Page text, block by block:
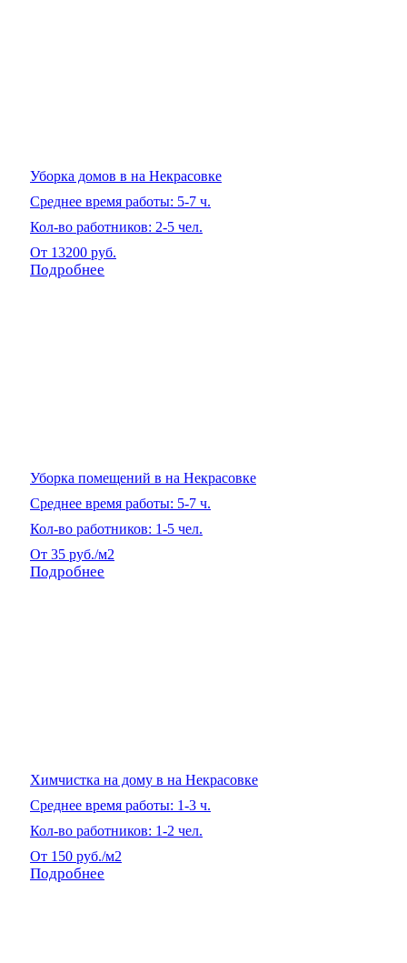
Уборка домов в на Некрасовке
Среднее время работы: 5-7 ч.
Кол-во работников: 2-5 чел.
От 13200 руб.
Подробнее
Уборка помещений в на Некрасовке
Среднее время работы: 5-7 ч.
Кол-во работников: 1-5 чел.
От 35 руб./м2
Подробнее
Химчистка на дому в на Некрасовке
Среднее время работы: 1-3 ч.
Кол-во работников: 1-2 чел.
От 150 руб./м2
Подробнее